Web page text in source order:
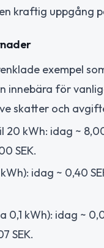
kraftig uppgång
exempel
innebära för
skatter och
20 kWh: idag ~ 8,00
SEK.
idag ~ 0,40
0,1 kWh): idag ~
SEK.